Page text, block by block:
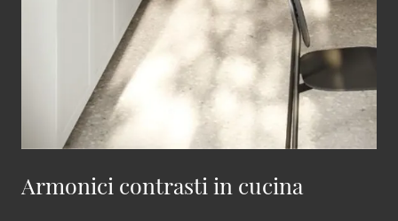
Armonici contrasti in cucina